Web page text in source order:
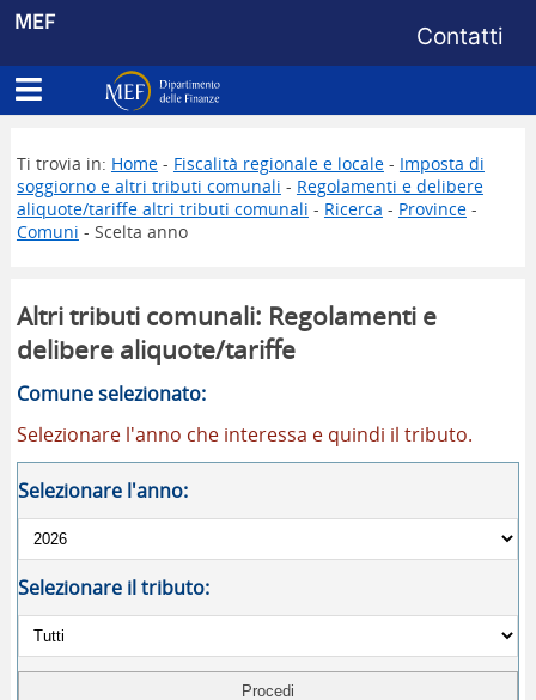
MEF Menu di
Contatti
Apri menu principale
Dipartimento delle Finanze
Ti trovia in: Home- Fiscalità regionale e locale- Imposta di
soggiorno e altri tributi comunali - Regolamenti e delibere
aliquote/tariffe altri tributi comunali - Ricerca - Province-
Comuni - Scelta anno
Altri tributi comunali: Regolamenti e
delibere aliquote/tariffe
Comune selezionato:
Selezionare l'anno che interessa e quindi il tributo.
Selezionare l'anno:
Selezionare il tributo: